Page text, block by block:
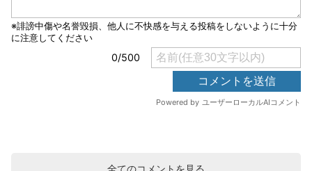
全てのコメントを見る